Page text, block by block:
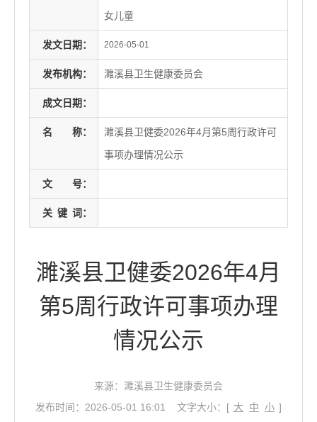
女儿童
发文日期： 2026-05-01
发布机构： 濉溪县卫生健康委员会
成文日期：
名 称：
濉溪县卫健委2026年4月第5周行政许可
事项办理情况公示
文 号：
关 键 词：
濉溪县卫健委2026年4月
第5周行政许可事项办理
情况公示
来源：濉溪县卫生健康委员会
发布时间：2026-05-01 16:01
文字大小：[ 大 中 小 ]